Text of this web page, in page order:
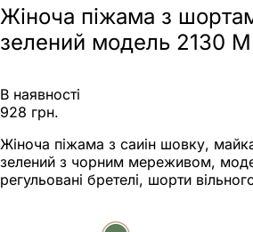
Жіноча піжама з
зелений модель 2130 M
В наявності
928 грн.
Жіноча піжама з саиін шовку,
зелений з чорним мереживом,
регульовані бретелі, шорти